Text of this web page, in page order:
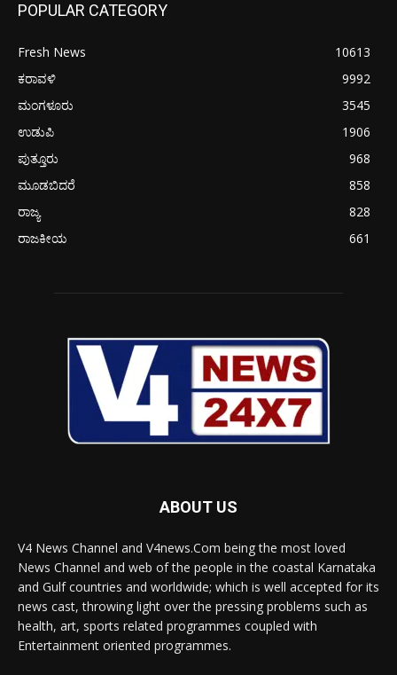
POPULAR CATEGORY
Fresh News
10613
ಕರಾವಳಿ
9992
ಮಂಗಳೂರು
3545
ಉಡುಪಿ
1906
ಪುತ್ತೂರು
968
ಮೂಡಬಿದರೆ
858
ರಾಜ್ಯ
828
ರಾಜಕೀಯ
661
ABOUT US
V4 News Channel and V4news.Com being the most loved
News Channel and web of the people in the coastal Karnataka
and Gulf countries and worldwide; which is well accepted for its
news cast, throwing light over the pressing problems such as
health, art, sports related programmes coupled with
Entertainment oriented programmes.